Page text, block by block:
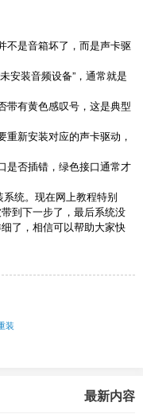
不是音箱坏了，而是声卡驱
安装音频设备”，通常就是
带有黄色感叹号，这是典型
重新安装对应的声卡驱动，
是否插错，绿色接口通常才
系统。现在网上教程特别
到下一步了，最后系统没
了，相信可以帮助大家快
装
最新内容